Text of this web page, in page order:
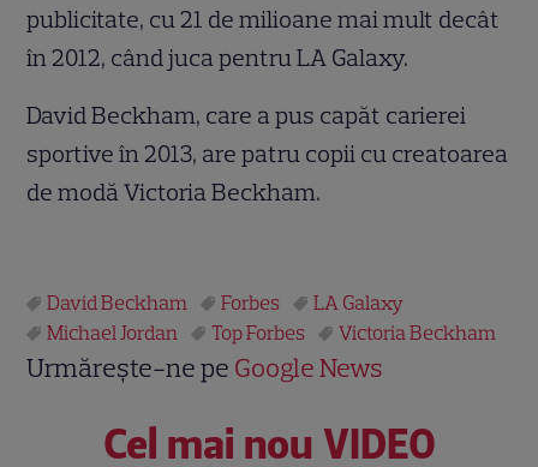
publicitate, cu 21 de milioane mai mult decât
în 2012, când juca pentru LA Galaxy.
David Beckham, care a pus capăt carierei
sportive în 2013, are patru copii cu creatoarea
de modă Victoria Beckham.
David Beckham Forbes
LA Galaxy
Michael Jordan
Top Forbes Victoria Beckham
Urmărește-ne pe Google News
Cel mai nou VIDEO